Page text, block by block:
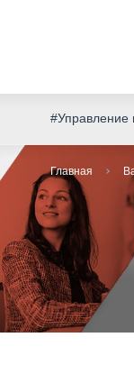
#Управление
Главная